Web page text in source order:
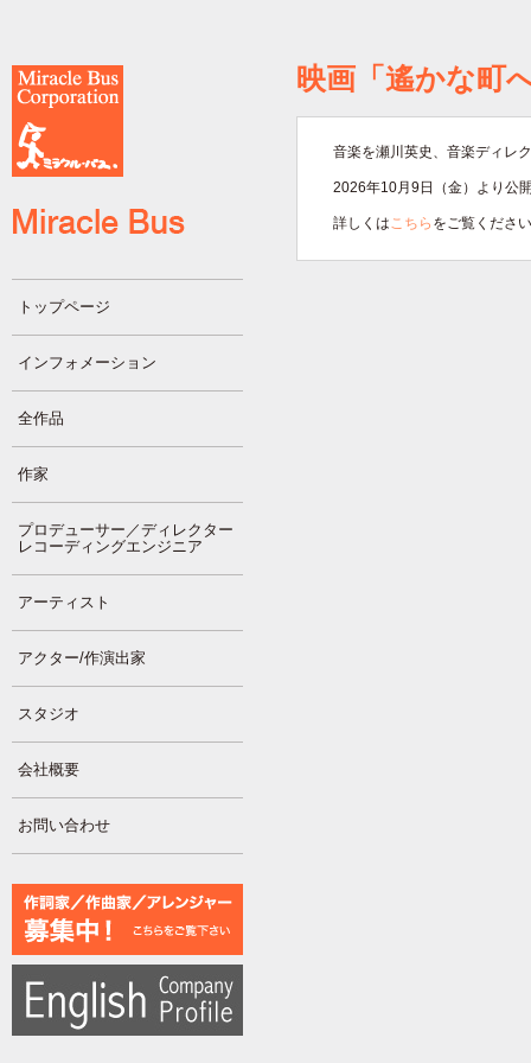
トップページ
インフォメーション
全作品
作家
プロデューサー／ディレクター
レコーディングエンジニア
アーティスト
アクター/作演出家
スタジオ
会社概要
お問い合わせ
映画「遙かな町
音楽を瀬川英史、音楽ディレ
2026年10月9日（金）より公
詳しくはこちら をご覧くださ